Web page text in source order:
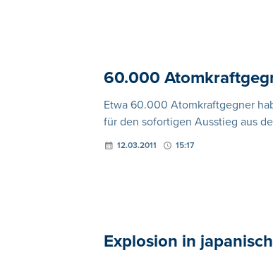
60.000
Etwa 60.000 Atomkraftgegner
für den sofortigen Ausstieg aus
12.03.2011 15:17
Explosion in